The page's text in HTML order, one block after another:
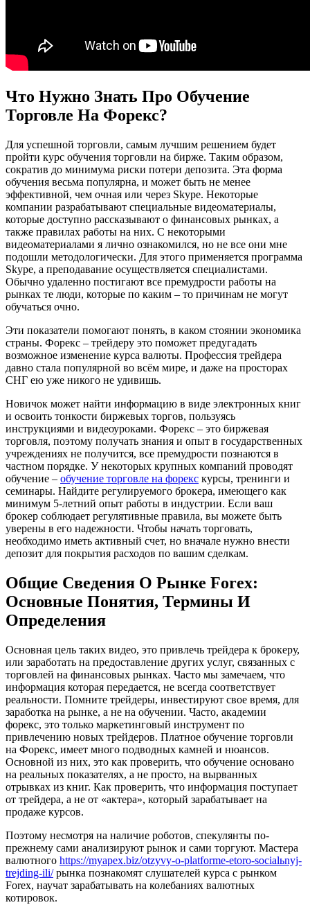
Что Нужно Знать Про Обучение
Торговле На Форекс?
Для успешной торговли, самым лучшим решением будет
пройти курс обучения торговли на бирже. Таким образом,
сократив до минимума риски потери депозита. Эта форма
обучения весьма популярна, и может быть не менее
эффективной, чем очная или через Skype. Некоторые
компании разрабатывают специальные видеоматериалы,
которые доступно рассказывают о финансовых рынках, а
также правилах работы на них. С некоторыми
видеоматериалами я лично ознакомился, но не все они мне
подошли методологически. Для этого применяется программа
Skype, а преподавание осуществляется специалистами.
Обычно удаленно постигают все премудрости работы на
рынках те люди, которые по каким – то причинам не могут
обучаться очно.
Эти показатели помогают понять, в каком стоянии экономика
страны. Форекс – трейдеру это поможет предугадать
возможное изменение курса валюты. Профессия трейдера
давно стала популярной во всём мире, и даже на просторах
СНГ ею уже никого не удивишь.
Новичок может найти информацию в виде электронных книг
и освоить тонкости биржевых торгов, пользуясь
инструкциями и видеоуроками. Форекс – это биржевая
торговля, поэтому получать знания и опыт в государственных
учреждениях не получится, все премудрости познаются в
частном порядке. У некоторых крупных компаний проводят
обучение – обучение торговле на форекс курсы, тренинги и
семинары. Найдите регулируемого брокера, имеющего как
минимум 5-летний опыт работы в индустрии. Если ваш
брокер соблюдает регулятивные правила, вы можете быть
уверены в его надежности. Чтобы начать торговать,
необходимо иметь активный счет, но вначале нужно внести
депозит для покрытия расходов по вашим сделкам.
Общие Сведения О Рынке Forex:
Основные Понятия, Термины И
Определения
Основная цель таких видео, это привлечь трейдера к брокеру,
или заработать на предоставление других услуг, связанных с
торговлей на финансовых рынках. Часто мы замечаем, что
информация которая передается, не всегда соответствует
реальности. Помните трейдеры, инвестируют свое время, для
заработка на рынке, а не на обучении. Часто, академии
форекс, это только маркетинговый инструмент по
привлечению новых трейдеров. Платное обучение торговли
на Форекс, имеет много подводных камней и нюансов.
Основной из них, это как проверить, что обучение основано
на реальных показателях, а не просто, на вырванных
отрывках из книг. Как проверить, что информация поступает
от трейдера, а не от «актера», который зарабатывает на
продаже курсов.
Поэтому несмотря на наличие роботов, спекулянты по-
прежнему сами анализируют рынок и сами торгуют. Мастера
валютного https://myapex.biz/otzyvy-o-platforme-etoro-socialьnyj-
trejding-ili/рынка познакомят слушателей курса с рынком
Forex, научат зарабатывать на колебаниях валютных
котировок.